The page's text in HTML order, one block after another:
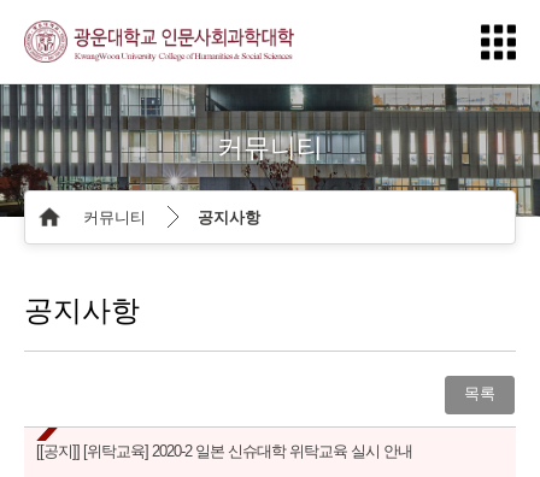
커뮤니티
커뮤니티 공지사항
공지사항
목록
[[공지]] [위탁교육] 2020-2 일본 신슈대학 위탁교육 실시 안내